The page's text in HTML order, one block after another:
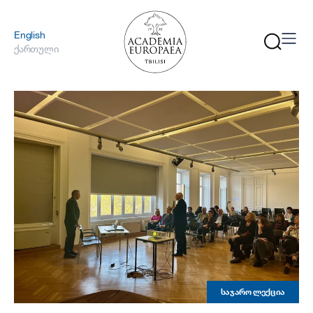
English
ქართული
ᲡᲐᲯᲐᲠᲝ ᲚᲔᲥᲪᲘᲐ